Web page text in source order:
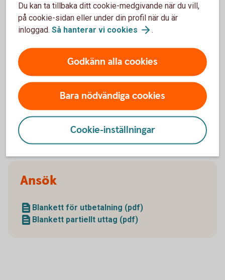
Återbetalningsskydd
Du kan ändra återbetalningsskydd genom att logga
in hos din valcentral.
Behöver duåterbetalningsskydd?
Ändra återbetalningsskydd(fora.se)
Ansök
Blankett för utbetalning (pdf)
Blankett partiellt uttag (pdf)
Du kan ta tillbaka ditt cookie-medgivande när du vill,
på cookie-sidan eller under din profil när du är
inloggad. Så hanterar vi cookies .
Godkänn alla cookies
Bara nödvändiga cookies
Cookie-inställningar